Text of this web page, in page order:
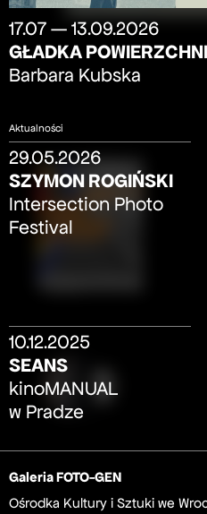
17.07 — 13.09.2026
GŁADKA
Barbara Kubska
Aktualności
29.05.2026
SZYMON ROGIŃSKI
Intersection Photo
Festival
10.12.2025
SEANS
kinoMANUAL
w Pradze
Galeria FOTO-GEN
Ośrodka Kultury i Sztuki we